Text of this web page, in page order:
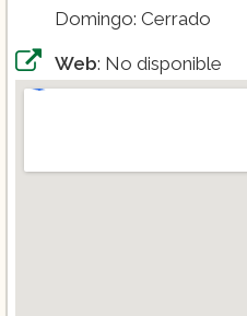
Domingo: Cerrado
Web: No disponible